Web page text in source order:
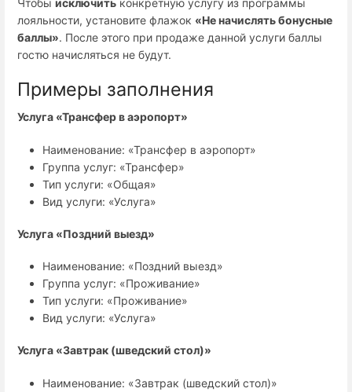
Чтобы исключить конкретную услугу из программы
лояльности, установите флажок «Не начислять бонусные
баллы». После этого при продаже данной услуги баллы
гостю начисляться не будут.
Примеры заполнения
Услуга «Трансфер в аэропорт»
Наименование: «Трансфер в аэропорт»
Группа услуг: «Трансфер»
Тип услуги: «Общая»
Вид услуги: «Услуга»
Услуга «Поздний выезд»
Наименование: «Поздний выезд»
Группа услуг: «Проживание»
Тип услуги: «Проживание»
Вид услуги: «Услуга»
Услуга «Завтрак (шведский стол)»
Наименование: «Завтрак (шведский стол)»